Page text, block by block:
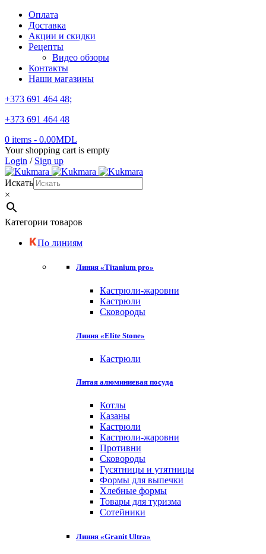
Оплата
Доставка
Акции и скидки
Рецепты
Видео обзоры
Контакты
Наши магазины
+373 691 464 48;
+373 691 464 48
0 items - 0.00MDL
Your shopping cart is empty
Login / Sign up
Искать
×
Категории товаров
По линиям
Линия «Titanium pro»
Кастрюли-жаровни
Кастрюли
Сковороды
Линия «Elite Stone»
Кастрюли
Литая алюминиевая посуда
Котлы
Казаны
Кастрюли
Кастрюли-жаровни
Противни
Сковороды
Гусятницы и утятницы
Формы для выпечки
Хлебные формы
Товары для туризма
Сотейники
Линия «Granit Ultra»